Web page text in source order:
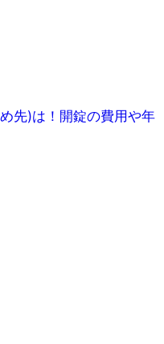
先)は！開錠の費用や年